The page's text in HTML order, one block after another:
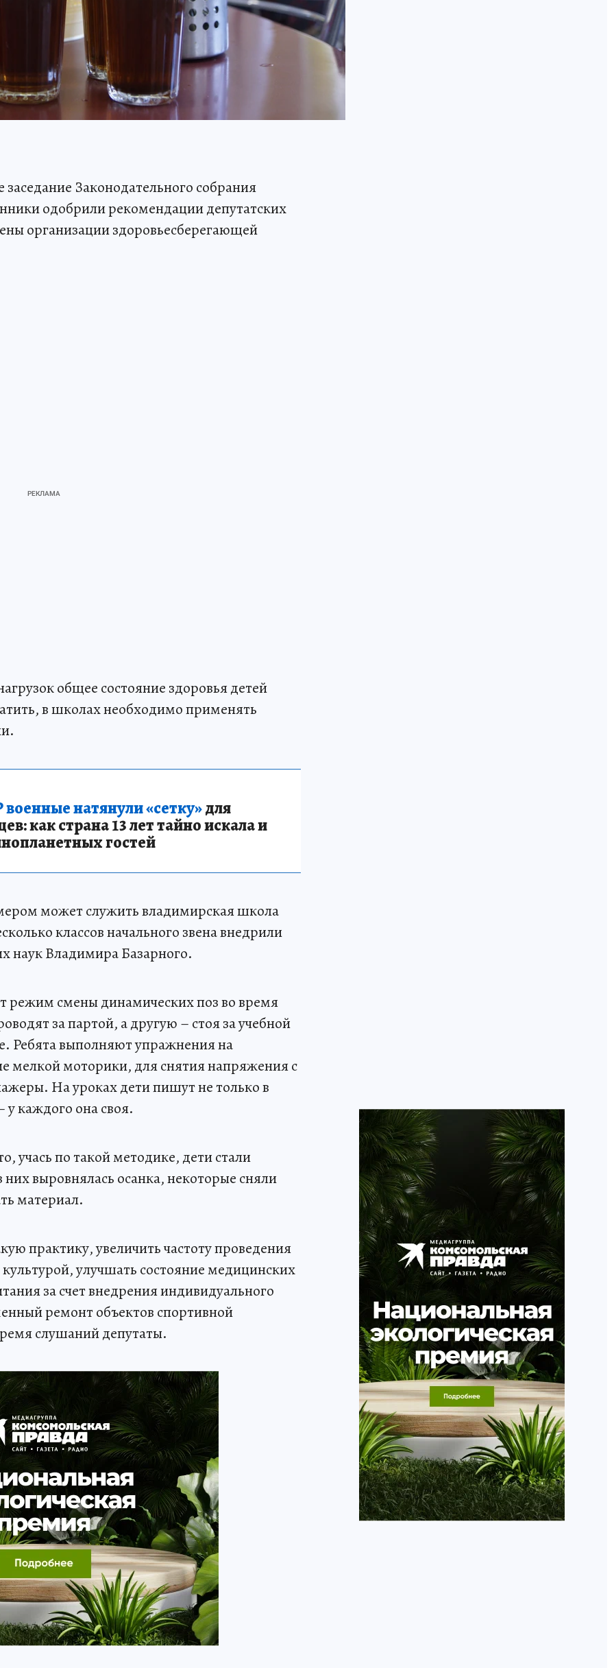
заседание Законодательного собрания
одобрили рекомендации депутатских
организации здоровьесберегающей
общее состояние здоровья детей
в школах необходимо применять
натянули «сетку»для
как страна 13 лет тайно искала и
гостей
может служить владимирская школа
классов начального звена внедрили
наук Владимира Базарного.
режим смены динамических поз во время
за партой, а другую – стоя за учебной
Ребята выполняют упражнения на
мелкой моторики, для снятия напряжения с
На уроках дети пишут не только в
у каждого она своя.
учась по такой методике, дети стали
выровнялась осанка, некоторые сняли
материал.
практику, увеличить частоту проведения
улучшать состояние медицинских
за счет внедрения индивидуального
ремонт объектов спортивной
слушаний депутаты.